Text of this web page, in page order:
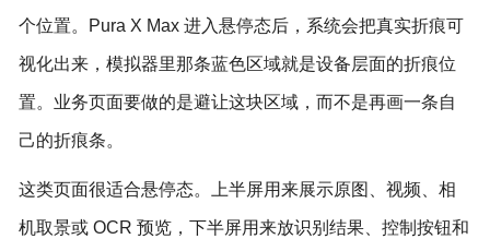
个位置。Pura X Max 进入悬停态后，系统会把真实折痕可
视化出来，模拟器里那条蓝色区域就是设备层面的折痕位
置。业务页面要做的是避让这块区域，而不是再画一条自
己的折痕条。
这类页面很适合悬停态。上半屏用来展示原图、视频、相
机取景或 OCR 预览，下半屏用来放识别结果、控制按钮和